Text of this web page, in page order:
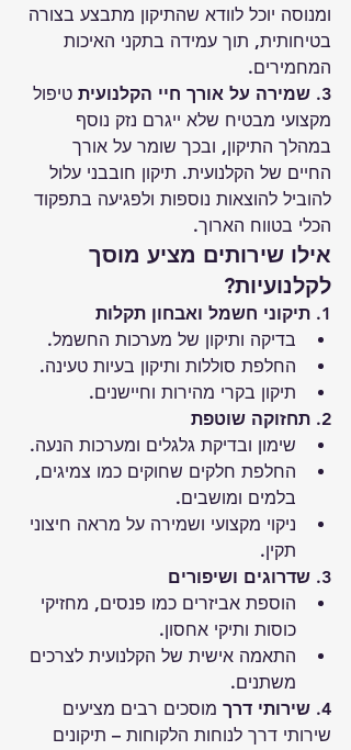
ומנוסה יוכל לוודא שהתיקון מתבצע בצורה
בטיחותית, תוך עמידה בתקני האיכות
המחמירים.
3. שמירה על אורך חיי הקלנועית
טיפול
מקצועי מבטיח שלא ייגרם נזק נוסף
במהלך התיקון, ובכך שומר על אורך
החיים של הקלנועית. תיקון חובבני עלול
להוביל להוצאות נוספות ולפגיעה בתפקוד
הכלי בטווח הארוך.
אילו שירותים מציע מוסך
לקלנועיות?
1. תיקוני חשמל ואבחון תקלות
בדיקה ותיקון של מערכות החשמל.
החלפת סוללות ותיקון בעיות טעינה.
תיקון בקרי מהירות וחיישנים.
2. תחזוקה שוטפת
שימון ובדיקת גלגלים ומערכות הנעה.
החלפת חלקים שחוקים כמו צמיגים,
בלמים ומושבים.
ניקוי מקצועי ושמירה על מראה חיצוני
תקין.
3. שדרוגים ושיפורים
הוספת אביזרים כמו פנסים, מחזיקי
כוסות ותיקי אחסון.
התאמה אישית של הקלנועית לצרכים
משתנים.
4. שירותי דרך
מוסכים רבים מציעים
שירותי דרך לנוחות הלקוחות – תיקונים